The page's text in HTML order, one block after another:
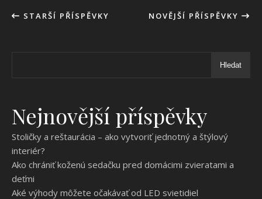
STARŠÍ PŘÍSPĚVKY NOVĚJŠÍ PŘÍSPĚVKY
Hledat
Nejnovější příspěvky
Stoličky a reštaurácia – ako vytvoriť jednotný a štýlový
interiér?
Ako chrániť koženú sedačku pred domácimi zvieratami a
deťmi
Aké výhody môžete očakávať od LED svietidiel